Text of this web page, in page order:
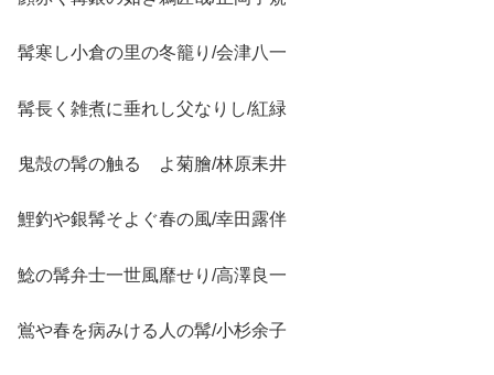
髯寒し小倉の里の冬籠り/会津八一
髯長く雑煮に垂れし父なりし/紅緑
鬼殻の髯の触るゝよ菊膾/林原耒井
鯉釣や銀髯そよぐ春の風/幸田露伴
鯰の髯弁士一世風靡せり/高澤良一
鴬や春を病みける人の髯/小杉余子